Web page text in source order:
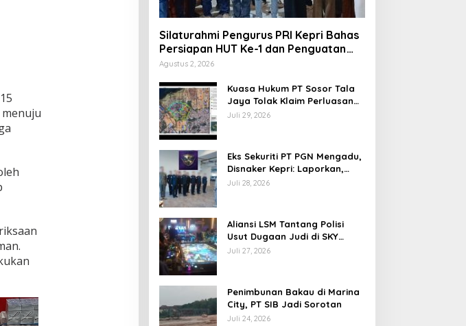
Silaturahmi Pengurus PRI Kepri Bahas
Persiapan HUT Ke-1 dan Penguatan
Konsolidasi Partai
Agustus 2, 2026
Kuasa Hukum PT Sosor Tala
Jaya Tolak Klaim Perluasan
Kampung Tua Batu Merah
Juli 29, 2026
Eks Sekuriti PT PGN Mengadu,
Disnaker Kepri: Laporkan,
Kami Tindak Lanjuti
Juli 28, 2026
Aliansi LSM Tantang Polisi
Usut Dugaan Judi di SKY
Game Tanjung Uma
Juli 27, 2026
Penimbunan Bakau di Marina
City, PT SIB Jadi Sorotan
Juli 24, 2026